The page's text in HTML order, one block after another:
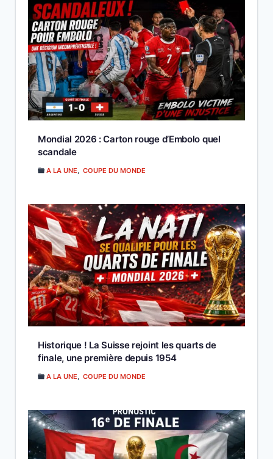
Mondial 2026 : Carton rouge d’Embolo quel
scandale
A LA UNE COUPE DU MONDE
Historique ! La Suisse rejoint les quarts de
finale, une première depuis 1954
A LA UNE, COUPE DU MONDE